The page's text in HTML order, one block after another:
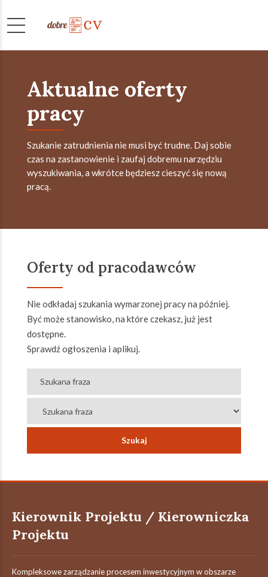
Aktualne oferty
pracy
Szukanie zatrudnienia nie musi być trudne. Daj sobie
czas na zastanowienie i zaufaj dobremu narzędziu
wyszukiwania, a wkrótce będziesz cieszyć się nową
pracą.
Oferty od pracodawców
Nie odkładaj szukania wymarzonej pracy na później.
Być może stanowisko, na które czekasz, już jest
dostępne.
Sprawdź ogłoszenia i aplikuj.
Kierownik Projektu / Kierowniczka
Projektu
Kompleksowe zarządzanie procesem inwestycyjnym w obszarze